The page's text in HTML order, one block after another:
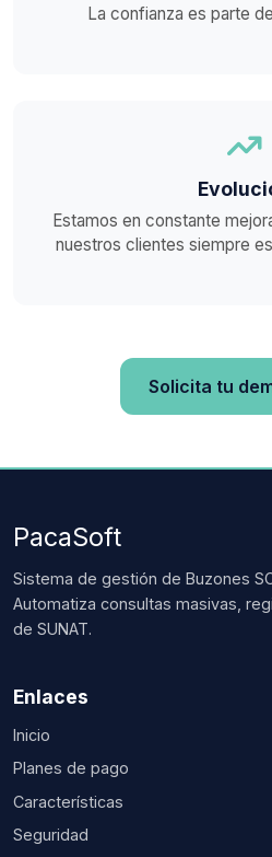
La confianza es parte
Estamos en constante
nuestros clientes siempre
Solicita tu
PacaSoft
Sistema de gestión de Buzones
Automatiza consultas masivas,
de SUNAT.
Enlaces
Inicio
Planes de pago
Características
Seguridad